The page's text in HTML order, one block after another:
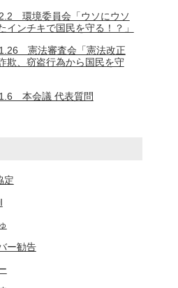
環境委員会「ウソにウソ
インチキで国民を守る！？」
憲法審査会「憲法改正
欺、窃盗行為から国民を守
本会議 代表質問
定
ー勧告